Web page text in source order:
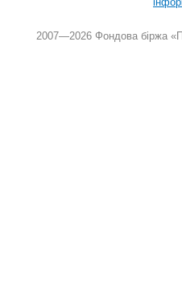
2007—2026 Фондова біржа